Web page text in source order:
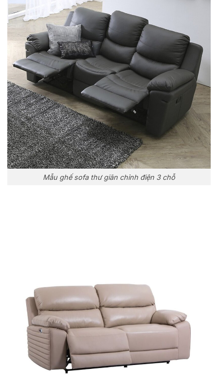
Mẫu ghế sofa thư giãn chỉnh điện 3 chỗ